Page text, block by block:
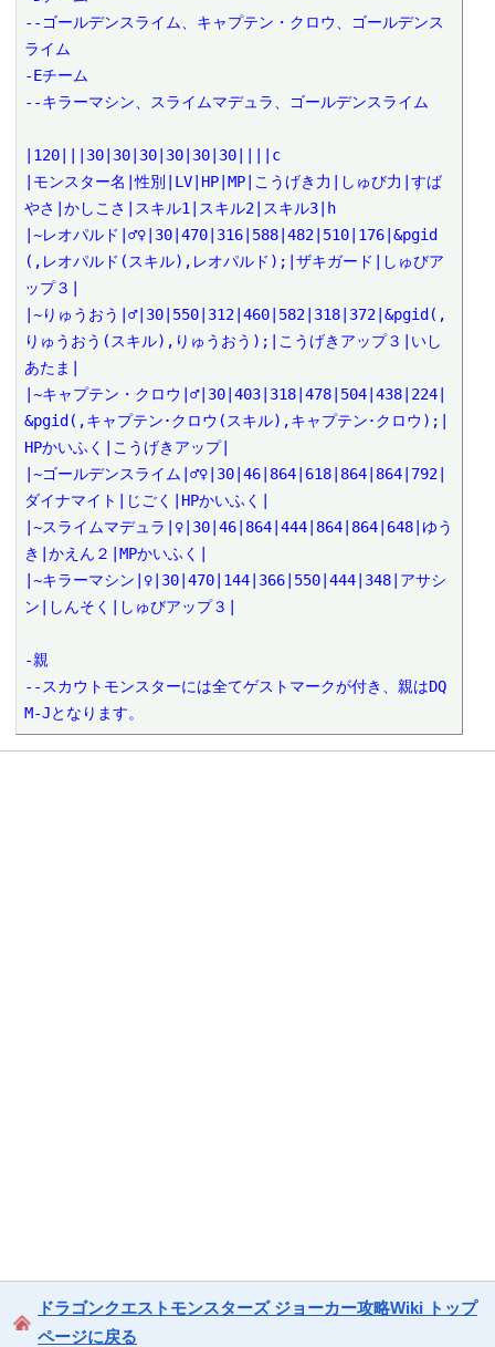
--ゴールデンスライム、キャプテン・クロウ、ゴールデンス
ライム
-Eチーム
--キラーマシン、スライムマデュラ、ゴールデンスライム
|120|||30|30|30|30|30|30||||c
|モンスター名|性別|LV|HP|MP|こうげき力|しゅび力|すば
やさ|かしこさ|スキル1|スキル2|スキル3|h
|~レオパルド|♂♀|30|470|316|588|482|510|176|&pgid
(,レオパルド(スキル),レオパルド);|ザキガード|しゅびア
ップ３|
|~りゅうおう|♂|30|550|312|460|582|318|372|&pgid(,
りゅうおう(スキル),りゅうおう);|こうげきアップ３|いし
あたま|
|~キャプテン・クロウ|♂|30|403|318|478|504|438|224|
&pgid(,キャプテン･クロウ(スキル),キャプテン･クロウ);|
HPかいふく|こうげきアップ|
|~ゴールデンスライム|♂♀|30|46|864|618|864|864|792|
ダイナマイト|じごく|HPかいふく|
|~スライムマデュラ|♀|30|46|864|444|864|864|648|ゆう
き|かえん２|MPかいふく|
|~キラーマシン|♀|30|470|144|366|550|444|348|アサシ
ン|しんそく|しゅびアップ３|
-親
--スカウトモンスターには全てゲストマークが付き、親はDQ
M-Jとなります。
ドラゴンクエストモンスターズ ジョーカー攻略Wiki トップ
ページに戻る